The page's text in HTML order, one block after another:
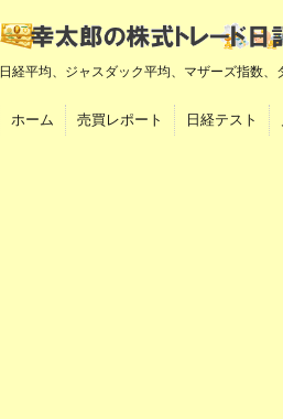
日経平均、ジャスダック平均、マザーズ指数
ホーム 売買レポート 日経テスト